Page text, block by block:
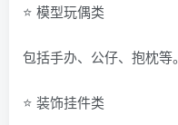
⭐ 模型玩偶类
包括手办、公仔、抱枕等。
⭐ 装饰挂件类